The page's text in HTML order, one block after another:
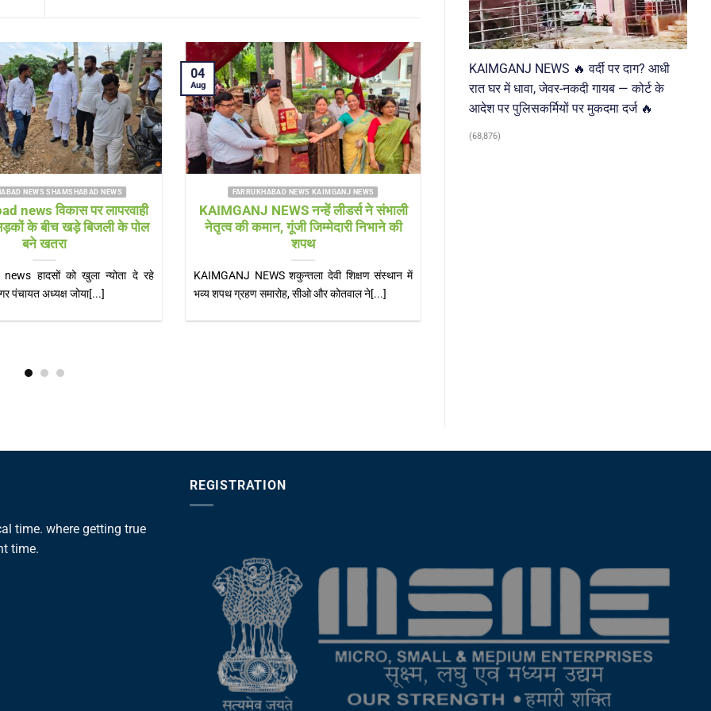
FARRUKHABAD NEWS
Farrukhabad news हर-हर महादेव” के
जयघोष से गूंजा शमशाबाद, चौमुखे महादेव मंदिर
Farrukhabad news महेश वर्मा शमशाबाद शमशाबाद,
फर्रुखाबाद। श्रावण माह के प्रथम सोमवार पर शमशाबाद
03
Aug
FARRUKHABAD NEWS KAIMGANJ NEWS
KAIMGANJ NEWS कावड़ यात्रा से लौट
रहे युवक की बाइक डिवाइडर से टकराई, हालत
KAIMGANJ NEWS अटेना घाट से जल भरकर लौटते
समय हुआ हादसा, सीएचसी से लोहिया अस्पताल[...]
03
Aug
31
Jul
KAIMGANJ NEWS 🔥 वर्दी पर दाग? आधी
रात घर में धावा, जेवर-नकदी गायब — कोर्ट के
आदेश पर पुलिसकर्मियों पर मुकदमा दर्ज 🔥
(68,876)
time. where getting true
time.
REGISTRATION